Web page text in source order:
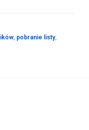
pobranie listy,